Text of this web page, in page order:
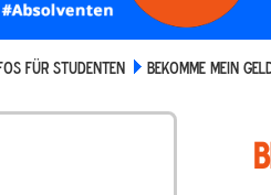
FÜR STUDENTEN BEKOMME MEIN